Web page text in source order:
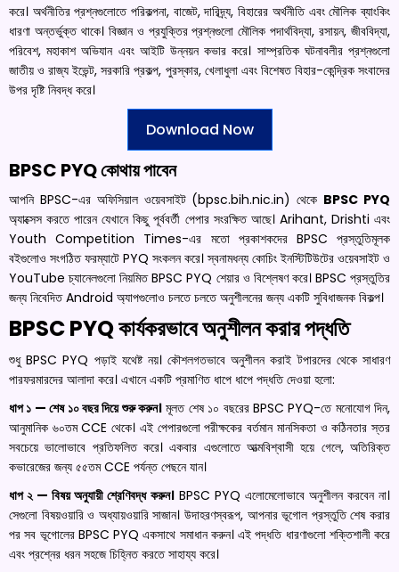
করে। অর্থনীতির প্রশ্নগুলোতে পরিকল্পনা, বাজেট, দারিদ্র্য, বিহারের অর্থনীতি এবং মৌলিক ব্যাংকিং
ধারণা অন্তর্ভুক্ত থাকে। বিজ্ঞান ও প্রযুক্তির প্রশ্নগুলো মৌলিক পদার্থবিদ্যা, রসায়ন, জীববিদ্যা,
পরিবেশ, মহাকাশ অভিযান এবং আইটি উন্নয়ন কভার করে। সাম্প্রতিক ঘটনাবলীর প্রশ্নগুলো
জাতীয় ও রাজ্য ইভেন্ট, সরকারি প্রকল্প, পুরস্কার, খেলাধুলা এবং বিশেষত বিহার-কেন্দ্রিক সংবাদের
উপর দৃষ্টি নিবদ্ধ করে।
Download Now
BPSC PYQ কোথায় পাবেন
আপনি BPSC-এর অফিসিয়াল ওয়েবসাইট (bpsc.bih.nic.in) থেকে BPSC PYQ
অ্যাক্সেস করতে পারেন যেখানে কিছু পূর্ববর্তী পেপার সংরক্ষিত আছে। Arihant, Drishti এবং
Youth Competition Times-এর মতো প্রকাশকদের BPSC প্রস্তুতিমূলক
বইগুলোও সংগঠিত ফরম্যাটে PYQ সংকলন করে। স্বনামধন্য কোচিং ইনস্টিটিউটের ওয়েবসাইট ও
YouTube চ্যানেলগুলো নিয়মিত BPSC PYQ শেয়ার ও বিশ্লেষণ করে। BPSC প্রস্তুতির
জন্য নিবেদিত Android অ্যাপগুলোও চলতে চলতে অনুশীলনের জন্য একটি সুবিধাজনক বিকল্প।
BPSC PYQ কার্যকরভাবে অনুশীলন করার পদ্ধতি
শুধু BPSC PYQ পড়াই যথেষ্ট নয়। কৌশলগতভাবে অনুশীলন করাই টপারদের থেকে সাধারণ
পারফরমারদের আলাদা করে। এখানে একটি প্রমাণিত ধাপে ধাপে পদ্ধতি দেওয়া হলো:
ধাপ ১ — শেষ ১০ বছর দিয়ে শুরু করুন। মূলত শেষ ১০ বছরের BPSC PYQ-তে মনোযোগ দিন,
আনুমানিক ৬০তম CCE থেকে। এই পেপারগুলো পরীক্ষকের বর্তমান মানসিকতা ও কঠিনতার স্তর
সবচেয়ে ভালোভাবে প্রতিফলিত করে। একবার এগুলোতে আত্মবিশ্বাসী হয়ে গেলে, অতিরিক্ত
কভারেজের জন্য ৫৫তম CCE পর্যন্ত পেছনে যান।
ধাপ ২ — বিষয় অনুযায়ী শ্রেণিবদ্ধ করুন।BPSC PYQ এলোমেলোভাবে অনুশীলন করবেন না।
সেগুলো বিষয়ওয়ারি ও অধ্যায়ওয়ারি সাজান। উদাহরণস্বরূপ, আপনার ভূগোল প্রস্তুতি শেষ করার
পর সব ভূগোলের BPSC PYQ একসাথে সমাধান করুন। এই পদ্ধতি ধারণাগুলো শক্তিশালী করে
এবং প্রশ্নের ধরন সহজে চিহ্নিত করতে সাহায্য করে।